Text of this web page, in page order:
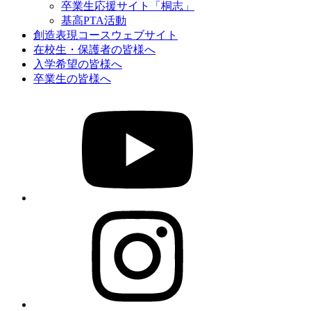
卒業生応援サイト「桐志」
基高PTA活動
創造表現コースウェブサイト
在校生・保護者の皆様へ
入学希望の皆様へ
卒業生の皆様へ